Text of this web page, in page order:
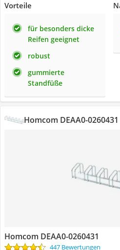
Vorteile
für besonders dicke
Reifen geeignet
robust
gummierte
Standfüße
Homcom DEAA0-0260431
Homcom DEAA0-0260431
447 Bewertungen